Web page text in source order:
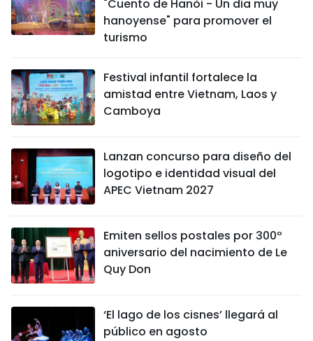
"Cuento de Hanói - Un día muy
hanoyense" para promover el
turismo
Festival infantil fortalece la
amistad entre Vietnam, Laos y
Camboya
Lanzan concurso para diseño del
logotipo e identidad visual del
APEC Vietnam 2027
Emiten sellos postales por 300º
aniversario del nacimiento de Le
Quy Don
‘El lago de los cisnes’ llegará al
público en agosto